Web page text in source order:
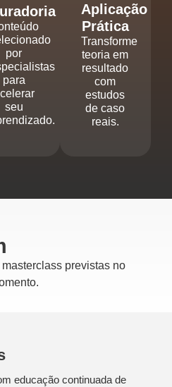
por
para
seu
Aplicação
Prática
Transforme
teoria em
resultado
com
estudos
de caso
reais.
previstas no
educação continuada de